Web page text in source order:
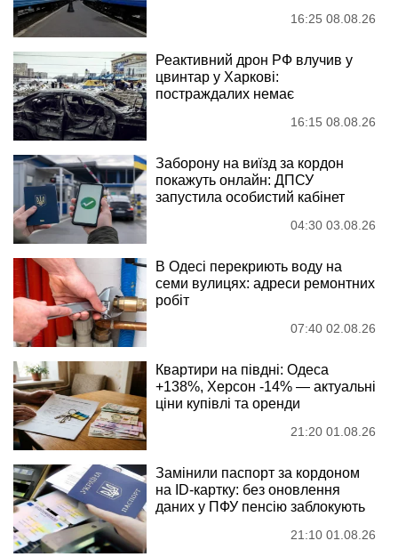
16:25 08.08.26
Реактивний дрон РФ влучив у
цвинтар у Харкові:
постраждалих немає
16:15 08.08.26
Заборону на виїзд за кордон
покажуть онлайн: ДПСУ
запустила особистий кабінет
04:30 03.08.26
В Одесі перекриють воду на
семи вулицях: адреси ремонтних
робіт
07:40 02.08.26
Квартири на півдні: Одеса
+138%, Херсон -14% — актуальні
ціни купівлі та оренди
21:20 01.08.26
Замінили паспорт за кордоном
на ID-картку: без оновлення
даних у ПФУ пенсію заблокують
21:10 01.08.26